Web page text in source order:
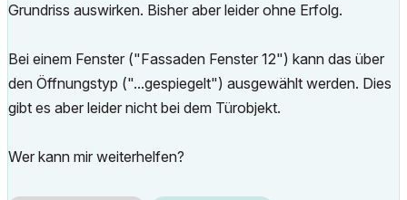
Grundriss auswirken. Bisher aber leider ohne Erfolg.
Bei einem Fenster ("Fassaden Fenster 12") kann das über
den Öffnungstyp ("...gespiegelt") ausgewählt werden. Dies
gibt es aber leider nicht bei dem Türobjekt.
Wer kann mir weiterhelfen?